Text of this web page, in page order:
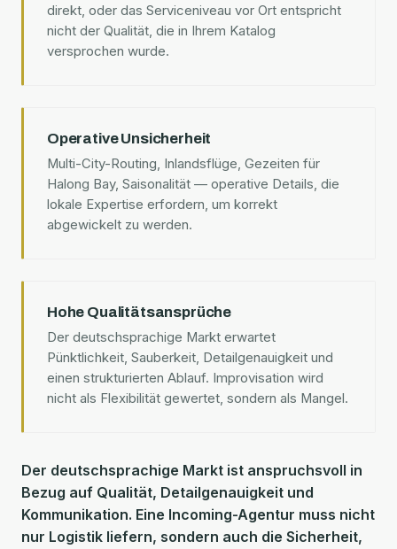
direkt, oder das Serviceniveau vor Ort entspricht
nicht der Qualität, die in Ihrem Katalog
versprochen wurde.
Operative Unsicherheit
Multi-City-Routing, Inlandsflüge, Gezeiten für
Halong Bay, Saisonalität — operative Details, die
lokale Expertise erfordern, um korrekt
abgewickelt zu werden.
Hohe Qualitätsansprüche
Der deutschsprachige Markt erwartet
Pünktlichkeit, Sauberkeit, Detailgenauigkeit und
einen strukturierten Ablauf. Improvisation wird
nicht als Flexibilität gewertet, sondern als Mangel.
Der deutschsprachige Markt ist anspruchsvoll in
Bezug auf Qualität, Detailgenauigkeit und
Kommunikation. Eine Incoming-Agentur muss nicht
nur Logistik liefern, sondern auch die Sicherheit,